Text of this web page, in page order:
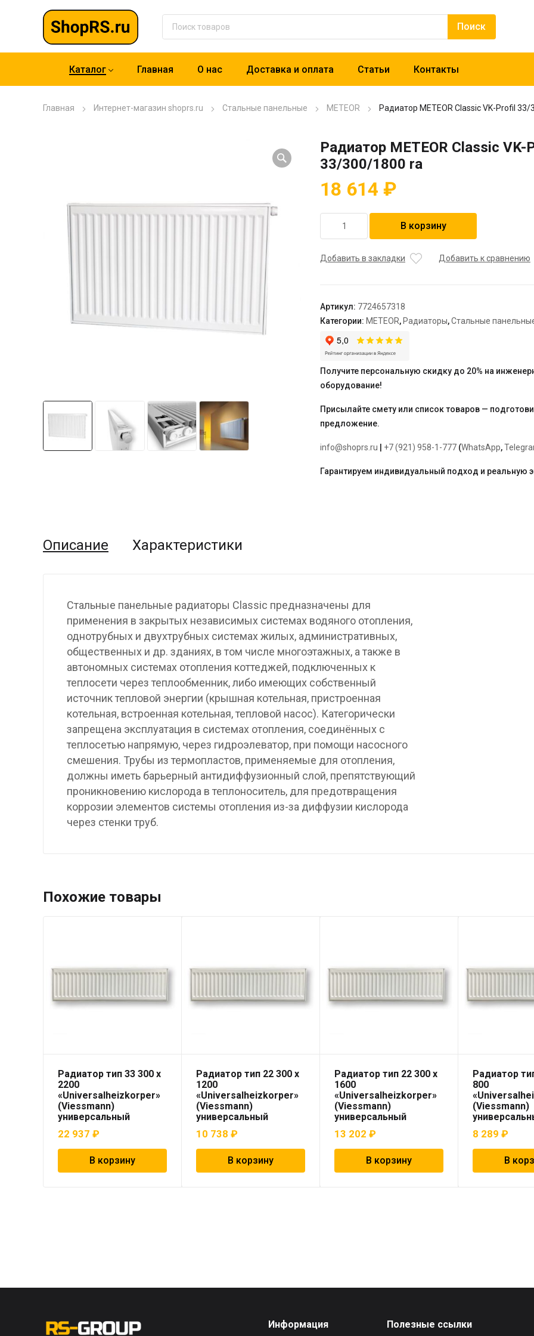
Каталог Главная О нас Доставка и оплата Статьи Контакты
Главная Интернет-магазин shoprs.ru Стальные панельные METEOR Радиатор METEOR Classic VK-Profil
Радиатор METEOR Classic VK-
33/300/1800 ra
18 614 ₽
товара
METEOR
33/300/1800
ra
В корзину
Добавить в закладки Добавить к сравнению
Артикул: 7724657318
Категории: METEOR, Радиаторы,Стальные
Получите персональную скидку до 20% на
оборудование!
Присылайте смету или список товаров —
предложение.
info@shoprs.ru +7 (921) 958-1-777 (WhatsApp,
Гарантируем индивидуальный подход и реальную
Описание Характеристики
Стальные панельные радиаторы Classic предназначены для
применения в закрытых независимых системах водяного отопления,
однотрубных и двухтрубных системах жилых, административных,
общественных и др. зданиях, в том числе многоэтажных, а также в
автономных системах отопления коттеджей, подключенных к
теплосети через теплообменник, либо имеющих собственный
источник тепловой энергии (крышная котельная, пристроенная
котельная, встроенная котельная, тепловой насос). Категорически
запрещена эксплуатация в системах отопления, соединённых с
теплосетью напрямую, через гидроэлеватор, при помощи насосного
смешения. Трубы из термопластов, применяемые для отопления,
должны иметь барьерный антидиффузионный слой, препятствующий
проникновению кислорода в теплоноситель, для предотвращения
коррозии элементов системы отопления из-за диффузии кислорода
через стенки труб.
Похожие товары
Радиатор тип 33 300 x
2200
«Universalheizkorper»
(Viessmann)
универсальный
22 937 ₽
В корзину
Радиатор тип 22 300 x
1200
«Universalheizkorper»
(Viessmann)
универсальный
10 738₽
В корзину
Радиатор тип 22 300 x
1600
«Universalheizkorper»
(Viessmann)
универсальный
13 202₽
В корзину
Радиатор
800
(Viessmann)
8 289₽
В
Информация Полезные ссылки